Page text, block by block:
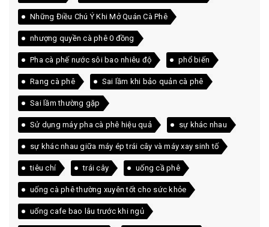
Những Điều Chú Ý Khi Mở Quán Cà Phê
nhượng quyền cà phê 0 đồng
Pha cà phế nước sôi bao nhiêu độ phổ biến
Rang cà phê Sai lầm khi bảo quản cà phê
Sai lầm thường gặp
Sử dụng máy pha cà phê hiệu quả sự khác nhau
sự khác nhau giữa máy ép trái cây và máy xay sinh tố
tiêu chí trái cây uống cầ phê
uống cà phê thường xuyên tốt cho sức khỏe
uống cafe bao lâu trước khi ngủ